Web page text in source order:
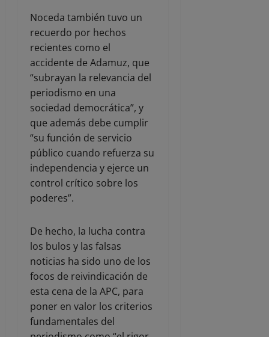
Noceda también tuvo un
recuerdo por hechos
recientes como el
accidente de Adamuz, que
“subrayan la relevancia del
periodismo en una
sociedad democrática”, y
que además debe cumplir
“su función de servicio
público cuando refuerza su
independencia y ejerce un
control crítico sobre los
poderes”.
De hecho, la lucha contra
los bulos y las falsas
noticias ha sido uno de los
focos de reivindicación de
esta cena de la APC, para
poner en valor los criterios
fundamentales del